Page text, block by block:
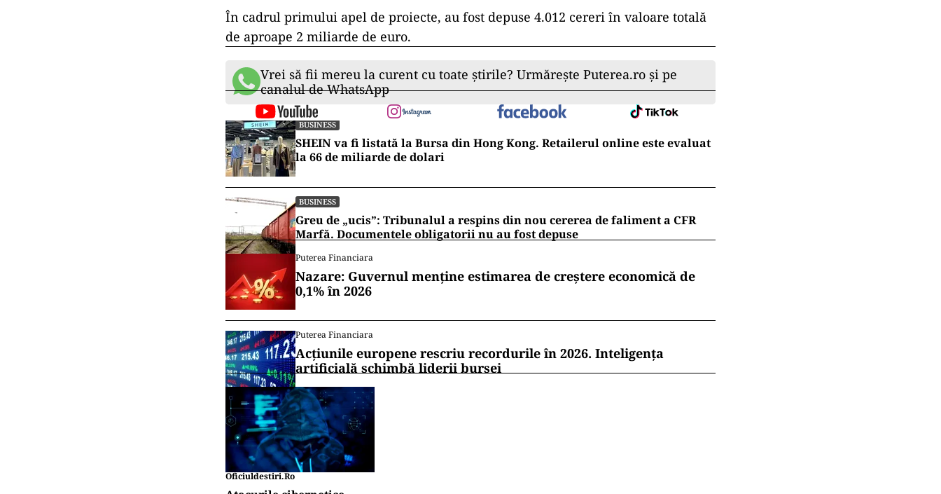
În cadrul primului apel de proiecte, au fost depuse 4.012 cereri în valoare totală
de aproape 2 miliarde de euro.
Vrei să fii mereu la curent cu toate știrile? Urmărește Puterea.ro și pe
canalul de WhatsApp
BUSINESS
SHEIN va fi listată la Bursa din Hong Kong. Retailerul online este evaluat
la 66 de miliarde de dolari
BUSINESS
Greu de „ucis”: Tribunalul a respins din nou cererea de faliment a CFR
Marfă. Documentele obligatorii nu au fost depuse
Puterea Financiara
Nazare: Guvernul menține estimarea de creștere economică de
0,1% în 2026
Puterea Financiara
Acțiunile europene rescriu recordurile în 2026. Inteligența
artificială schimbă liderii bursei
Oficiuldestiri.ro